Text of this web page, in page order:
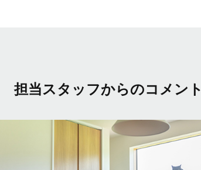
担当スタッフからのコメント